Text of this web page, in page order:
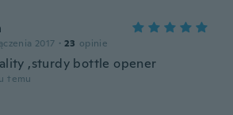
2017 · 23 opinie
,sturdy bottle opener
temu